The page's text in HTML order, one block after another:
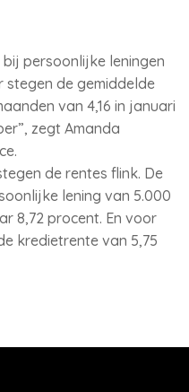
persoonlijke leningen
stegen de gemiddelde
van 4,16 in januari
zegt Amanda
de rentes flink. De
lening van 5.000
8,72 procent. En voor
kredietrente van 5,75